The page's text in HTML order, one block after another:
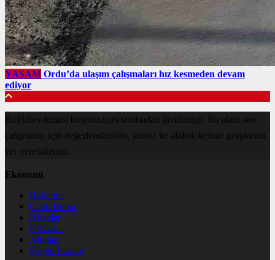
YAŞAM Ordu’da ulaşım çalışmaları hız kesmeden devam
ediyor
BirHaber teması birtema.com tarafından üretilmiştir. Bu alanı seo
çalışmanız için değerlendirebilir, siteniz ile alakalı kelime gruplarına
yer verebilirsiniz.
Ekonomi
Haberler
Canlı Borsa
Hisseler
Dövizler
Altınlar
Kripto Paralar